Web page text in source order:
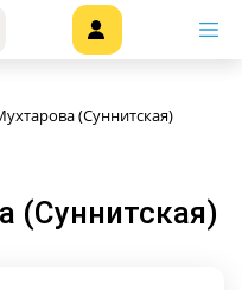
(Суннитская)
(Суннитская)